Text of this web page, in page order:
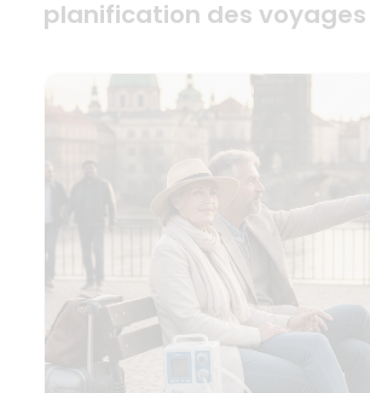
planification des